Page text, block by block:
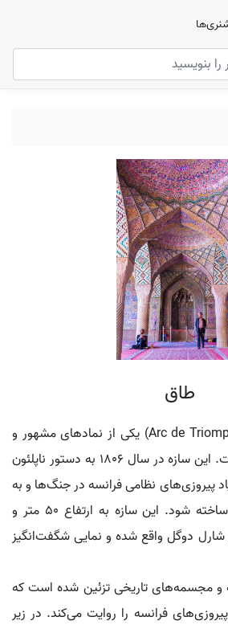
طاق
طاق پیروزی پاریس (Arc de Triomphe) یکی از نمادهای مشهور و
مهم پایتخت فرانسه است. این سازه در سال 1806 به دستور ناپلئون
پیروزی‌های نظامی فرانسه در جنگ‌ها و به
ویژه جنگ‌های ناپلئونی ساخته شود. این سازه به ارتفاع 50 متر و
شارل دوگل واقع شده و نمایی شگفت‌انگیز
و مجسمه‌های تاریخی تزئین شده است که
فرانسه را روایت می‌کند. در زیر